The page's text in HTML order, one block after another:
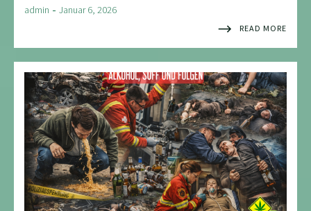
admin - Januar 6, 2026
READ MORE